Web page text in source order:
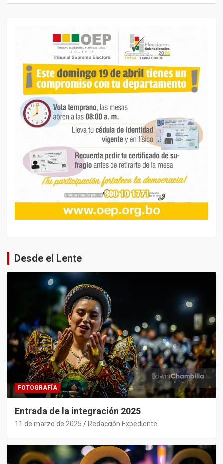
Desde el Lente
FOTOGRAFÍA
Entrada de la integración 2025
11 de marzo de 2025 Redacción Expediente